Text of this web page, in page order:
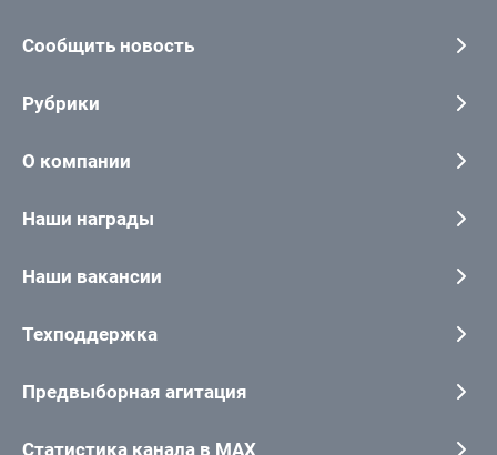
Сообщить новость
Рубрики
О компании
Наши награды
Наши вакансии
Техподдержка
Предвыборная агитация
Статистика канала в MAX